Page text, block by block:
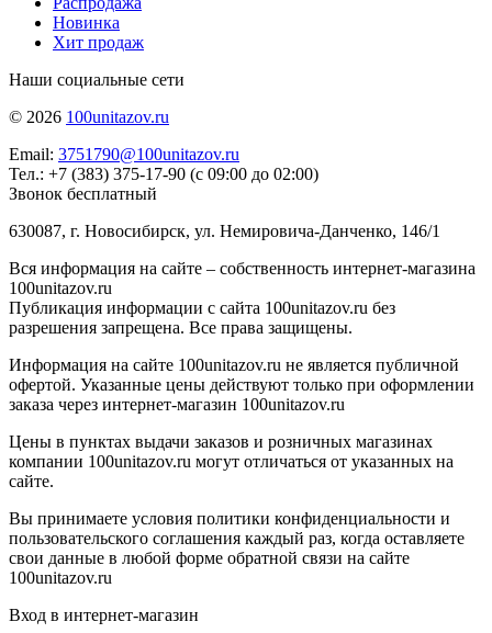
Новинка
Хит продаж
Наши социальные сети
© 2026 100unitazov.ru
Email: 3751790@100unitazov.ru
Тел.: +7 (383) 375-17-90 (с 09:00 до 02:00)
Звонок бесплатный
630087, г. Новосибирск, ул. Немировича-Данченко, 146/1
Вся информация на сайте – собственность интернет-магазина
100unitazov.ru
Публикация информации с сайта 100unitazov.ru без
разрешения запрещена. Все права защищены.
Информация на сайте 100unitazov.ru не является публичной
офертой. Указанные цены действуют только при оформлении
заказа через интернет-магазин 100unitazov.ru
Цены в пунктах выдачи заказов и розничных магазинах
компании 100unitazov.ru могут отличаться от указанных на
сайте.
Вы принимаете условия политики конфиденциальности и
пользовательского соглашения каждый раз, когда оставляете
свои данные в любой форме обратной связи на сайте
100unitazov.ru
Вход в интернет-магазин